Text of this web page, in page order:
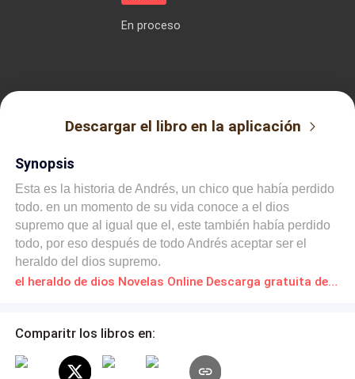
En proceso
Descargar el libro en la aplicación
Synopsis
Esta es la historia de Andrés, un chico que había perdido
todo. en un momento de su vida conoce a el dios
supremo que al igual que el, este también había perdido
todo, por eso después de todo Andrés aceptar ser el
heraldo del dios supremo.
el heraldo de dios Novelas Online Descarga gratuita de PDF
Comparitr los libros en: